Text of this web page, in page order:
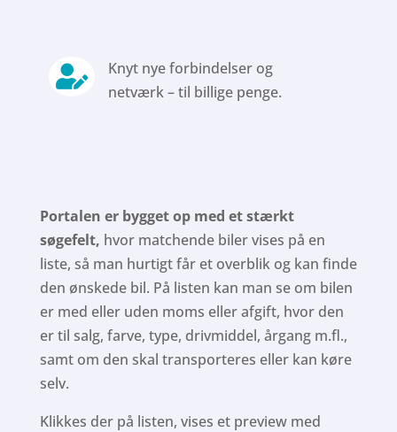

Knyt nye forbindelser og
netværk – til billige penge.
Portalen er bygget op med et stærkt
søgefelt, hvor matchende biler vises på en
liste, så man hurtigt får et overblik og kan finde
den ønskede bil. På listen kan man se om bilen
er med eller uden moms eller afgift, hvor den
er til salg, farve, type, drivmiddel, årgang m.fl.,
samt om den skal transporteres eller kan køre
selv.
Klikkes der på listen, vises et preview med